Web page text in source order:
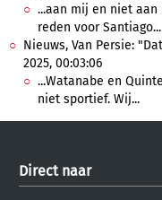
...aan mij en niet aan
reden voor Santiago...
Nieuws, Van Persie:
2025, 00:03:06
...Watanabe en
niet sportief. Wij...
Direct naar